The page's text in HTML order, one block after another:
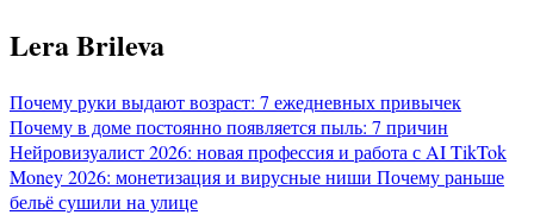
Перейти
к
Lera Brileva
Почему руки выдают возраст: 7 ежедневных привычек
Почему в доме постоянно появляется пыль: 7 причин
Нейровизуалист 2026: новая профессия и работа с AITikTok
Money 2026: монетизация и вирусные ниши Почему раньше
бельё сушили на улице